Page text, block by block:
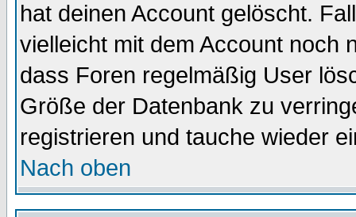
hat deinen Account gelöscht.
vielleicht mit dem Account noch
dass Foren regelmäßig User
Größe der Datenbank zu
registrieren und tauche wieder
Nach oben